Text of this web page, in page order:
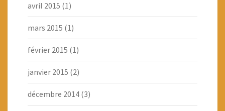
avril 2015 (1)
mars 2015 (1)
février 2015 (1)
janvier 2015 (2)
décembre 2014 (3)